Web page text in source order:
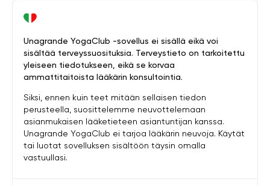
Unagrande YogaClub -sovellus ei sisällä eikä voi
sisältää terveyssuosituksia. Terveystieto on tarkoitettu
yleiseen tiedotukseen, eikä se korvaa
ammattitaitoista lääkärin konsultointia.
Siksi, ennen kuin teet mitään sellaisen tiedon
perusteella, suosittelemme neuvottelemaan
asianmukaisen lääketieteen asiantuntijan kanssa.
Unagrande YogaClub ei tarjoa lääkärin neuvoja. Käytät
tai luotat sovelluksen sisältöön täysin omalla
vastuullasi.